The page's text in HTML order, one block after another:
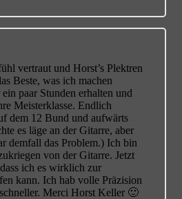
vertraut und Horst’s Plektren
Beste, was ich machen
paar Stunden erhalten und
Meisterklasse. Endlich
dem 12 Bund und aufwärts
es läge an der Gitarre, aber
demfall das Problem.) Ich bin
von der Gitarre. Jetzt
ich es wirklich zur
kann. Ich hab volle Präzision
Merci Horst Keller 🙂